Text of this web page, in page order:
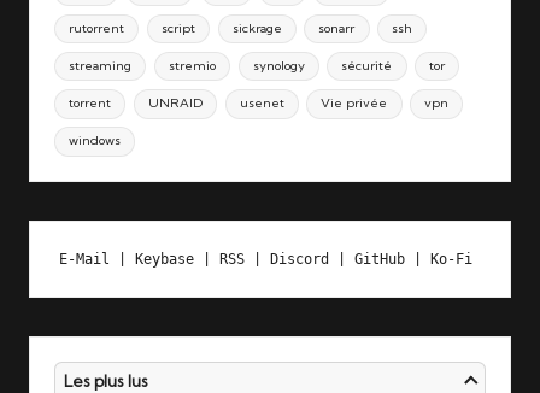
rutorrent script sickrage sonarr ssh
streaming stremio synology sécurité tor
torrent UNRAID usenet Vie privée vpn
windows
E-Mail Keybase | RSS | Discord GitHub | Ko-Fi
Les plus lus